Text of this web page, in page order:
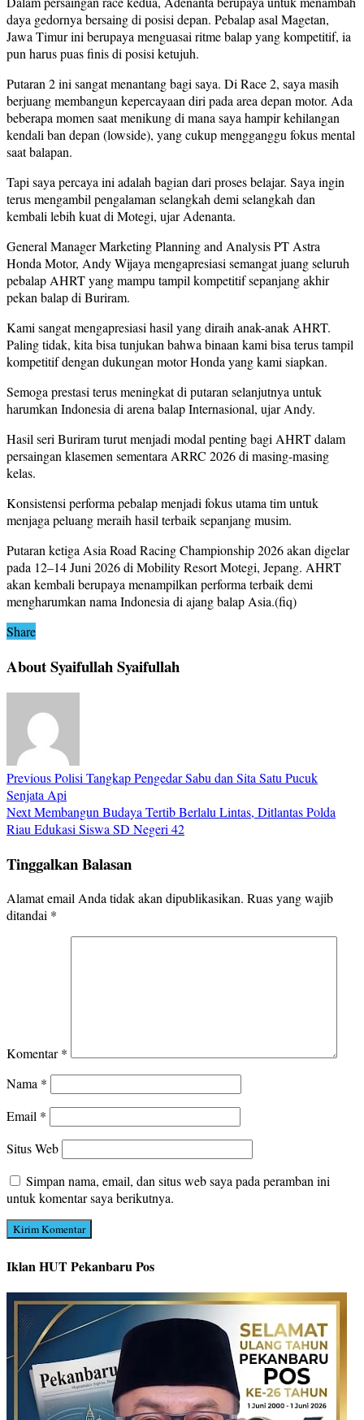
daya gedornya bersaing di posisi depan. Pebalap asal Magetan,
Jawa Timur ini berupaya menguasai ritme balap yang kompetitif, ia
pun harus puas finis di posisi ketujuh.
Putaran 2 ini sangat menantang bagi saya. Di Race 2, saya masih
berjuang membangun kepercayaan diri pada area depan motor. Ada
beberapa momen saat menikung di mana saya hampir kehilangan
kendali ban depan (lowside), yang cukup mengganggu fokus mental
saat balapan.
Tapi saya percaya ini adalah bagian dari proses belajar. Saya ingin
terus mengambil pengalaman selangkah demi selangkah dan
kembali lebih kuat di Motegi, ujar Adenanta.
General Manager Marketing Planning and Analysis PT Astra
Honda Motor, Andy Wijaya mengapresiasi semangat juang seluruh
pebalap AHRT yang mampu tampil kompetitif sepanjang akhir
pekan balap di Buriram.
Kami sangat mengapresiasi hasil yang diraih anak-anak AHRT.
Paling tidak, kita bisa tunjukan bahwa binaan kami bisa terus tampil
kompetitif dengan dukungan motor Honda yang kami siapkan.
Semoga prestasi terus meningkat di putaran selanjutnya untuk
harumkan Indonesia di arena balap Internasional, ujar Andy.
Hasil seri Buriram turut menjadi modal penting bagi AHRT dalam
persaingan klasemen sementara ARRC 2026 di masing-masing
kelas.
Konsistensi performa pebalap menjadi fokus utama tim untuk
menjaga peluang meraih hasil terbaik sepanjang musim.
Putaran ketiga Asia Road Racing Championship 2026 akan digelar
pada 12–14 Juni 2026 di Mobility Resort Motegi, Jepang. AHRT
akan kembali berupaya menampilkan performa terbaik demi
mengharumkan nama Indonesia di ajang balap Asia.(fiq)
Share
About Syaifullah Syaifullah
PreviousPolisi Tangkap Pengedar Sabu dan Sita Satu Pucuk
Senjata Api
NextMembangun Budaya Tertib Berlalu Lintas, Ditlantas Polda
Riau Edukasi Siswa SD Negeri 42
Tinggalkan Balasan
Alamat email Anda tidak akan dipublikasikan. Ruas yang wajib
ditandai *
Komentar*
Nama *
Email *
Situs Web
Simpan nama, email, dan situs web saya pada peramban ini
untuk komentar saya berikutnya.
Iklan HUT Pekanbaru Pos